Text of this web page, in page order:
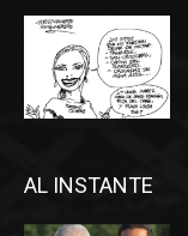
AL INSTANTE